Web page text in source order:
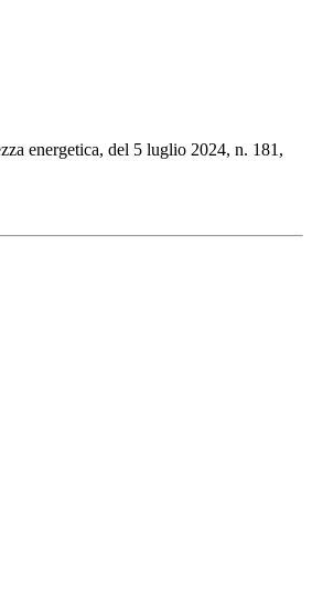
energetica, del 5 luglio 2024, n. 181,